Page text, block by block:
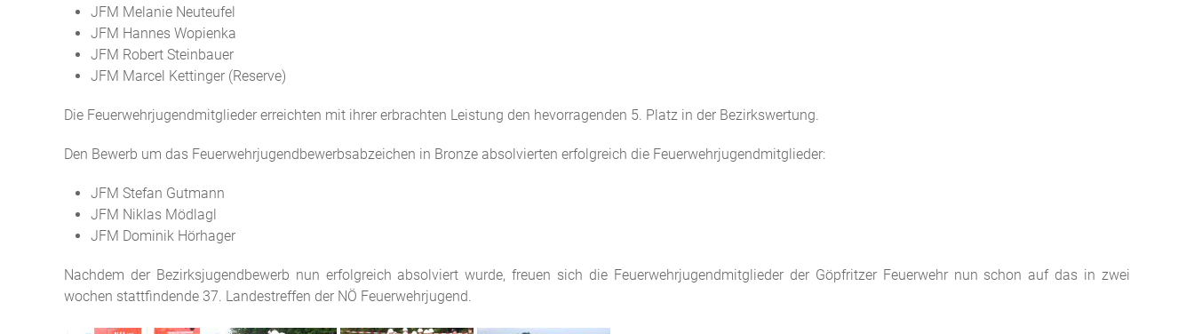
JFM Melanie Neuteufel
JFM Hannes Wopienka
JFM Robert Steinbauer
JFM Marcel Kettinger (Reserve)
Die Feuerwehrjugendmitglieder erreichten mit ihrer erbrachten Leistung den hevorragenden 5. Platz in der Bezirkswertung.
Den Bewerb um das Feuerwehrjugendbewerbsabzeichen in Bronze absolvierten erfolgreich die Feuerwehrjugendmitglieder:
JFM Stefan Gutmann
JFM Niklas Mödlagl
JFM Dominik Hörhager
Nachdem der Bezirksjugendbewerb nun erfolgreich absolviert wurde, freuen sich die Feuerwehrjugendmitglieder der Göpfritzer Feuerwehr nun schon auf das in zwei
wochen stattfindende 37. Landestreffen der NÖ Feuerwehrjugend.